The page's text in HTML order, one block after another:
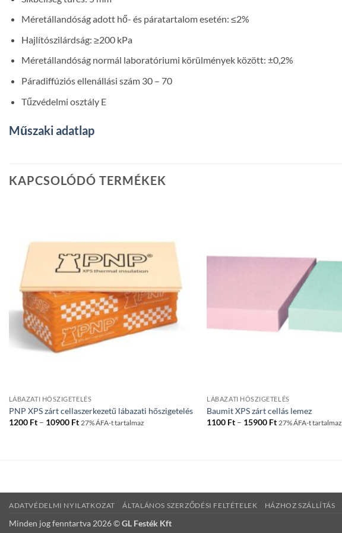
Méretállandóság adott hő- és páratartalom esetén: ≤2%
Hajlítószilárdság: ≥200 kPa
Méretállandóság normál laboratóriumi körülmények között: ±0,2%
Páradiffúziós ellenállási szám 30 – 70
Tűzvédelmi osztály E
Műszaki adatlap
KAPCSOLÓDÓ TERMÉKEK
LÁBAZATI HŐSZIGETELÉS
PNP XPS zárt cellaszerkezetű lábazati hőszigetelés
1200 Ft – 10900 FtÁrtartomány:
27% ÁFA-t tartalmaz
LÁBAZATI HŐSZIGETELÉS
Baumit XPS zárt cellás lemez
1100 Ft – 15900 FtÁrtartomány:
27% ÁFA-t tartalmaz
ADATVÉDELMI NYILATKOZAT ÁLTALÁNOS SZERZŐDÉSI FELTÉTELEK HÁZHOZ SZÁLLÍTÁS
Minden jog fenntartva 2026 ©GL Festék Kft